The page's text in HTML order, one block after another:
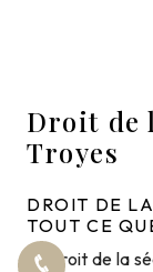
Droit de
Troyes
DROIT DE
TOUT CE
Le droit de la